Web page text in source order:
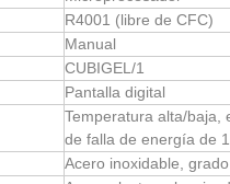
R4001 (libre de CFC)
Manual
CUBIGEL/1
Pantalla digital
Temperatura alta/baja,
de falla de energía de
Acero inoxidable, grado